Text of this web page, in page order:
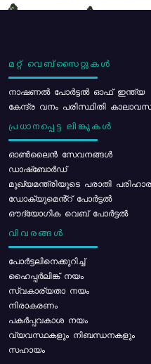
മറ്റ് വെബ്സൈറ്റുകൾ
നാഷണൽ പോർട്ടൽ ഓഫ് ഇന്ത്യ
കേന്ദ്ര വനം പരിസ്ഥിതി
പ്രധാനപ്പെട്ട ലിങ്കുകൾ
ഓൺലൈൻ സേവനങ്ങൾ
ഡാഷ്ബോർഡ്
മുഖ്യമന്ത്രിയുടെ പരാതി
ഡോക്യുമെൻ്റ് പോർട്ടൽ
ഔദ്യോഗിക വെബ് പോർട്ടൽ
വിവരങ്ങൾ
പോര്‍ട്ടലിനെക്കുറിച്ച്
ഹൈപ്പർലിങ്ക് നയം
സ്വകാര്യതാ നയം
നിരാകരണം
പകർപ്പവകാശ നയം
വ്യവസ്ഥകളും നിബന്ധനകളും
സഹായം